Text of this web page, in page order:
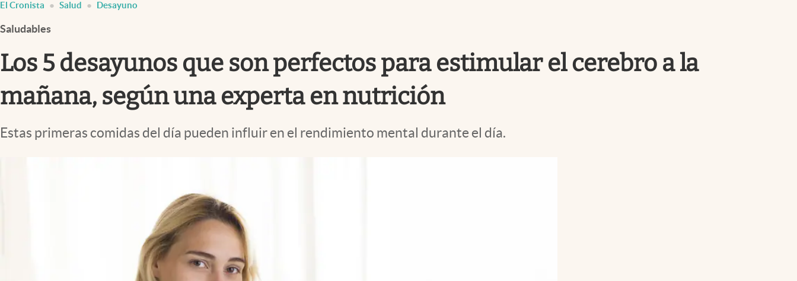
Infotechnology
Clase
Clima
Mundial 2026
Eventos Corporativos
El Cronista Salud Desayuno
Saludables
Los 5 desayunos que son perfectos para estimular el cerebro a la
mañana, según una experta en nutrición
Estas primeras comidas del día pueden influir en el rendimiento mental durante el día.